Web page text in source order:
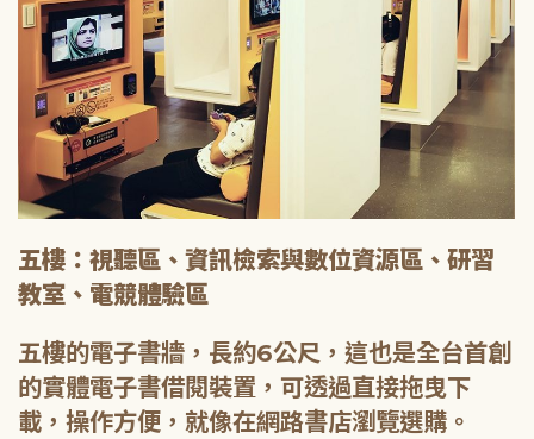
五樓：視聽區、資訊檢索與數位資源區、研習
教室、電競體驗區
五樓的電子書牆，長約6公尺，這也是全台首創
的實體電子書借閱裝置，可透過直接拖曳下
載，操作方便，就像在網路書店瀏覽選購。